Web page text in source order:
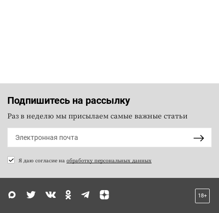
Подпишитесь на рассылку
Раз в неделю мы присылаем самые важные статьи
Я даю согласие на обработку персональных данных
18+